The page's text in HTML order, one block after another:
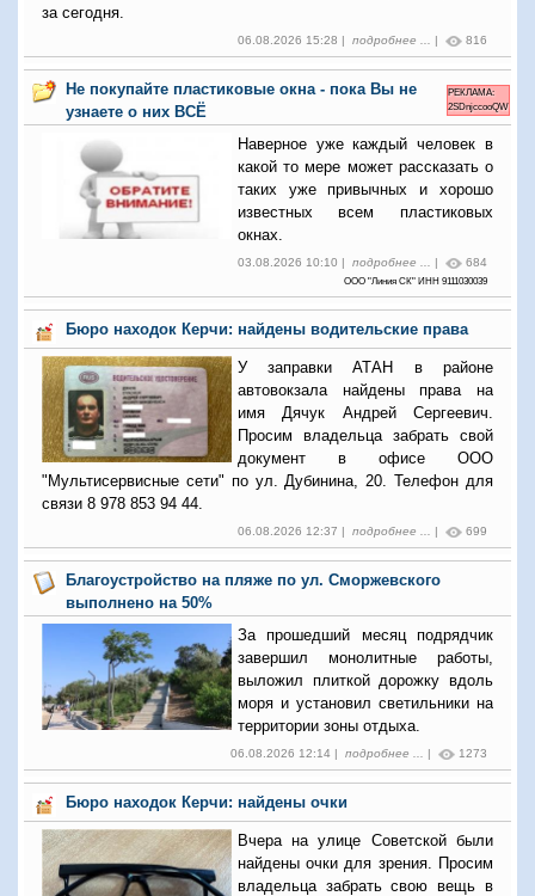
за сегодня.
06.08.2026 15:28 | подробнее ... | 816
Не покупайте пластиковые окна - пока Вы не
узнаете о них ВСЁ
РЕКЛАМА:
2SDnjccooQW
Наверное уже каждый человек в
какой то мере может рассказать о
таких уже привычных и хорошо
известных всем пластиковых
окнах.
03.08.2026 10:10 | подробнее ... | 684
ООО "Линия СК" ИНН 9111030039
Бюро находок Керчи: найдены водительские права
У заправки АТАН в районе
автовокзала найдены права на
имя Дячук Андрей Сергеевич.
Просим владельца забрать свой
документ в офисе ООО
"Мультисервисные сети" по ул. Дубинина, 20. Телефон для
связи 8 978 853 94 44.
06.08.2026 12:37 | подробнее ... | 699
Благоустройство на пляже по ул. Сморжевского
выполнено на 50%
За прошедший месяц подрядчик
завершил монолитные работы,
выложил плиткой дорожку вдоль
моря и установил светильники на
территории зоны отдыха.
06.08.2026 12:14 | подробнее ... | 1273
Бюро находок Керчи: найдены очки
Вчера на улице Советской были
найдены очки для зрения. Просим
владельца забрать свою вещь в